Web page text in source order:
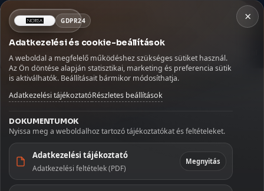
NORSA CO BT
MENÜ
🏠 Kezdőlap
🚚 Szállítás
👤 Fiókom
KATEGÓRIÁK
Kezdőoldal/Édességek/Gumicukor/
Haribo gumicukor maci 100 g
Kosár ×
Betöltés...
Fontos szállítási információ
Szabadság miatt az augusztus 9–16. között leadott
rendeléseket augusztus 17-én, hétfőn adjuk fel.
Köszönjük megértését!
×
GDPR24
Adatkezelési és cookie-beállítások
A weboldal a megfelelő működéshez szükséges sütiket használ.
Az Ön döntése alapján statisztikai, marketing és preferencia sütik
is aktiválhatók. Beállításait bármikor módosíthatja.
Adatkezelési tájékoztatóRészletes beállítások
DOKUMENTUMOK
Nyissa meg a weboldalhoz tartozó tájékoztatókat és feltételeket.
Adatkezelési tájékoztató
Adatkezelési feltételek (PDF)
Megnyitás